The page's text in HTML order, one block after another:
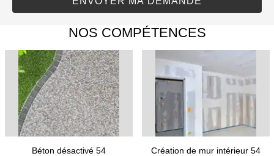
NOS COMPÉTENCES
Béton désactivé 54 Création de mur intérieur 54